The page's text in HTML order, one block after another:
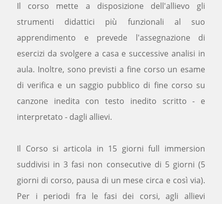
FESTIVAL DEL PROVINO
TRASPARENZA
INFO
COME ARRIVARE
Il corso mette a disposizione dell'allievo gli
strumenti didattici più funzionali al suo
apprendimento e prevede l'assegnazione di
esercizi da svolgere a casa e successive analisi in
aula. Inoltre, sono previsti a fine corso un esame
di verifica e un saggio pubblico di fine corso su
canzone inedita con testo inedito scritto - e
interpretato - dagli allievi.
Il Corso si articola in 15 giorni full immersion
suddivisi in 3 fasi non consecutive di 5 giorni (5
giorni di corso, pausa di un mese circa e così via).
Per i periodi fra le fasi dei corsi, agli allievi